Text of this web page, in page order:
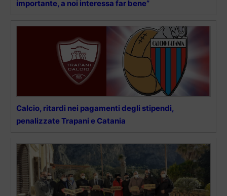
importante, a noi interessa far bene”
Calcio, ritardi nei pagamenti degli stipendi,
penalizzate Trapani e Catania